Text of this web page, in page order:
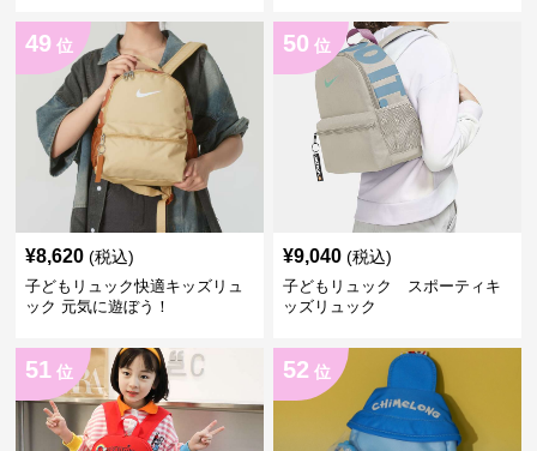
49 位
¥8,620 (税込)
子どもリュック快適キッズリュ
ック 元気に遊ぼう！
50 位
¥9,040 (税込)
子どもリュック スポーティキ
ッズリュック
51 位 52 位